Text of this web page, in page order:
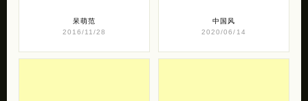
呆萌范
2016/11/28
中国风
2020/06/14